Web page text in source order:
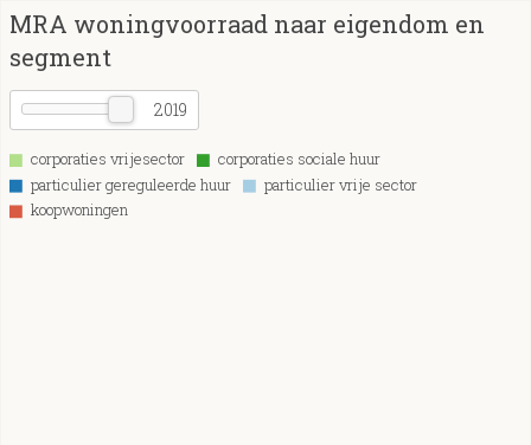
2019
MRA woningvoorraad naar eigendom en
segment
corporaties vrijesector
corporaties sociale huur
particulier gereguleerde huur
particulier vrije sector
koopwoningen